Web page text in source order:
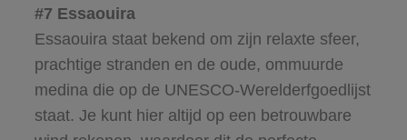
#7 Essaouira
Essaouira staat bekend om zijn relaxte sfeer,
prachtige stranden en de oude, ommuurde
medina die op de UNESCO-Werelderfgoedlijst
staat. Je kunt hier altijd op een betrouwbare